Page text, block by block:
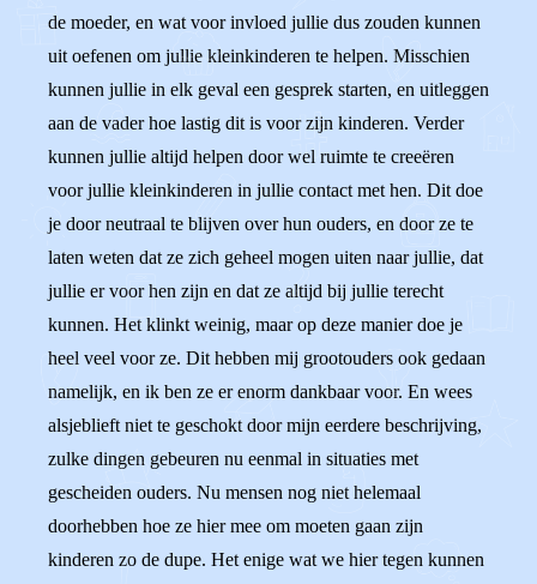
de moeder, en wat voor invloed jullie dus zouden kunnen
uit oefenen om jullie kleinkinderen te helpen. Misschien
kunnen jullie in elk geval een gesprek starten, en uitleggen
aan de vader hoe lastig dit is voor zijn kinderen. Verder
kunnen jullie altijd helpen door wel ruimte te creeëren
voor jullie kleinkinderen in jullie contact met hen. Dit doe
je door neutraal te blijven over hun ouders, en door ze te
laten weten dat ze zich geheel mogen uiten naar jullie, dat
jullie er voor hen zijn en dat ze altijd bij jullie terecht
kunnen. Het klinkt weinig, maar op deze manier doe je
heel veel voor ze. Dit hebben mij grootouders ook gedaan
namelijk, en ik ben ze er enorm dankbaar voor. En wees
alsjeblieft niet te geschokt door mijn eerdere beschrijving,
zulke dingen gebeuren nu eenmal in situaties met
gescheiden ouders. Nu mensen nog niet helemaal
doorhebben hoe ze hier mee om moeten gaan zijn
kinderen zo de dupe. Het enige wat we hier tegen kunnen